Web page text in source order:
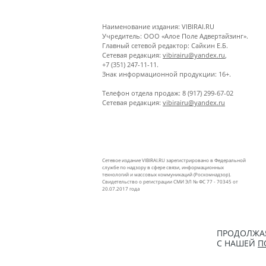
Наименование издания: VIBIRAI.RU
Учредитель: ООО «Алое Поле Адвертайзинг».
Главный сетевой редактор: Сайкин Е.Б.
Сетевая редакция: vibirairu@yandex.ru
+7 (351) 247-11-11.
Знак информационной продукции: 16+.
Телефон отдела продаж: 8 (917) 299-67-02
Сетевая редакция: vibirairu@yandex.ru
Сетевое издание VIBIRAI.RU зарегистрировано в Федеральной
службе по надзору в сфере связи, информационных
технологий и массовых коммуникаций (Роскомнадзор).
Свидетельство о регистрации СМИ ЭЛ № ФС 77 - 70345 от
20.07.2017 года
С НАШЕЙ